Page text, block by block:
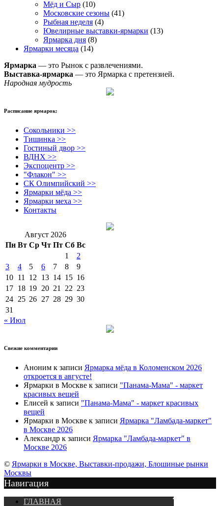
Мёд и Сыр (10)
Московские сезоны (41)
Рыбная неделя (4)
Ювелирные выставки-ярмарки (13)
Ярмарка дня (8)
Ярмарки месяца (14)
Ярмарка — это Рынок с развлечениями.
Выставка-ярмарка — это Ярмарка с претензией.
Народная мудрость
Расписание ярмарок:
Сокольники >>
Тишинка >>
Гостиный двор >>
ВДНХ >>
Экспоцентр >>
"Флакон" >>
СК Олимпийский >>
Ярмарки мёда >>
Ярмарки меха >>
Контакты
Август 2026
Пн Вт Ср Чт Пт Сб Вс
1
2
3
4 5 6 7 8
9
10 11 12 13 14 15 16
17 18 19 20 21 22 23
24 25 26 27 28 29 30
31
« Июл
Свежие комментарии
Аноним к записи Ярмарка мёда в Коломенском 2026
откроется в августе!
Ярмарки в Москве к записи "Панама-Мама" - маркет
красивых вещей
Елисей к записи "Панама-Мама" - маркет красивых
вещей
Ярмарки в Москве к записи Ярмарка "Ламбада-маркет"
в Москве 2026
Александр к записи Ярмарка "Ламбада-маркет" в
Москве 2026
© Ярмарки в Москве, Выставки-продажи, Блошиные рынки
Москвы
Навигация
Подписка
ГЛАВНАЯ